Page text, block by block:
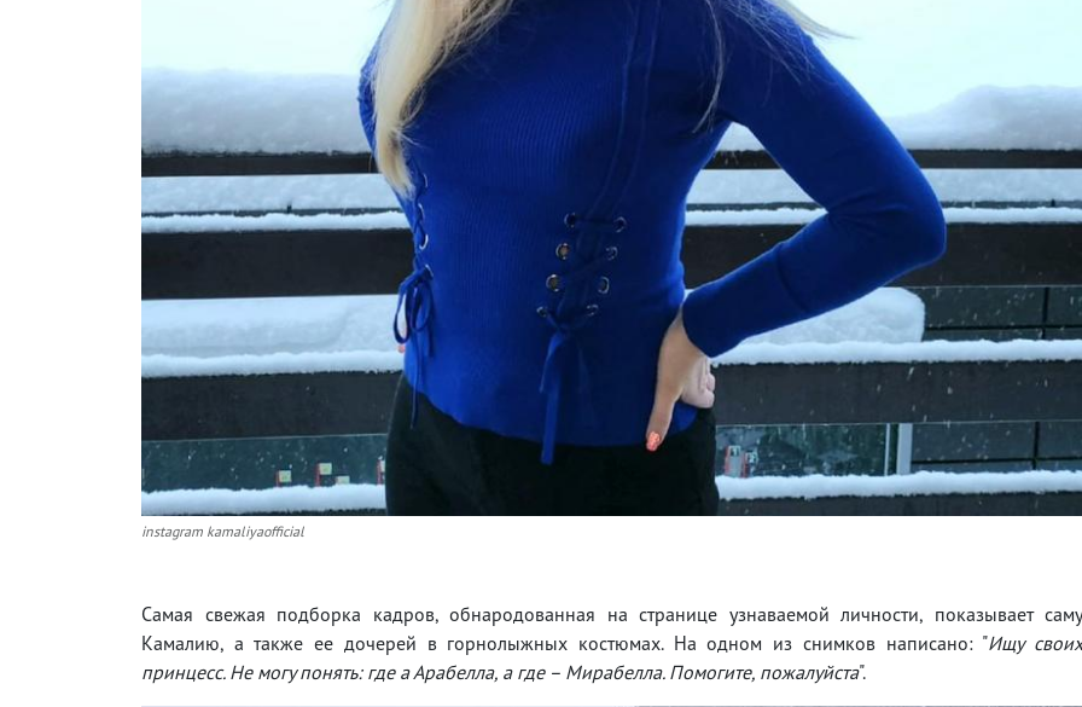
instagram kamaliyaofficial
Самая свежая подборка кадров, обнародованная на странице узнаваемой личности, показывает саму
Камалию, а также ее дочерей в горнолыжных костюмах. На одном из снимков написано: "Ищу
принцесс. Не могу понять: где а Арабелла, а где – Мирабелла. Помогите, пожалуйста".